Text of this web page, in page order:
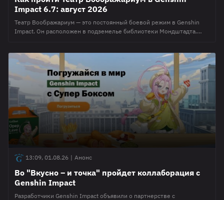
Impact 6.7: август 2026
Театр Воображариум — это постоянный боевой режим в Genshin
Impact. Он расположен в подземелье библиотеки Мондштадта.
Геншин, это иметь большой набор прокаченных персонажей,
которые смогут пройти 10 основных актов ивента и 2 Лунных
13:09, 01.08.26 | Анонс
Во "Вкусно – и точка" пройдет коллаборация с
Genshin Impact
Разработчики Genshin Impact объявили о партнерстве с